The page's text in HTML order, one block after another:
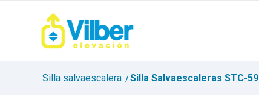
Silla salvaescalera /Silla Salvaescaleras STC-59